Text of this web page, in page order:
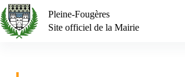
Pleine-Fougères
Site officiel de la Mairie